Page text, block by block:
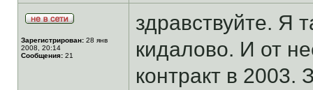
Зарегистрирован: 28 янв
2008, 20:14
Сообщения: 21
здравствуйте. Я
кидалово. И от
контракт в